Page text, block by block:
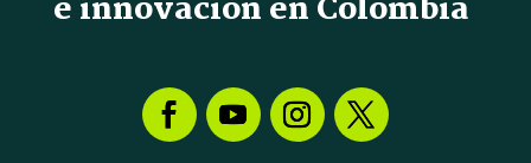
e innovación en Colombia